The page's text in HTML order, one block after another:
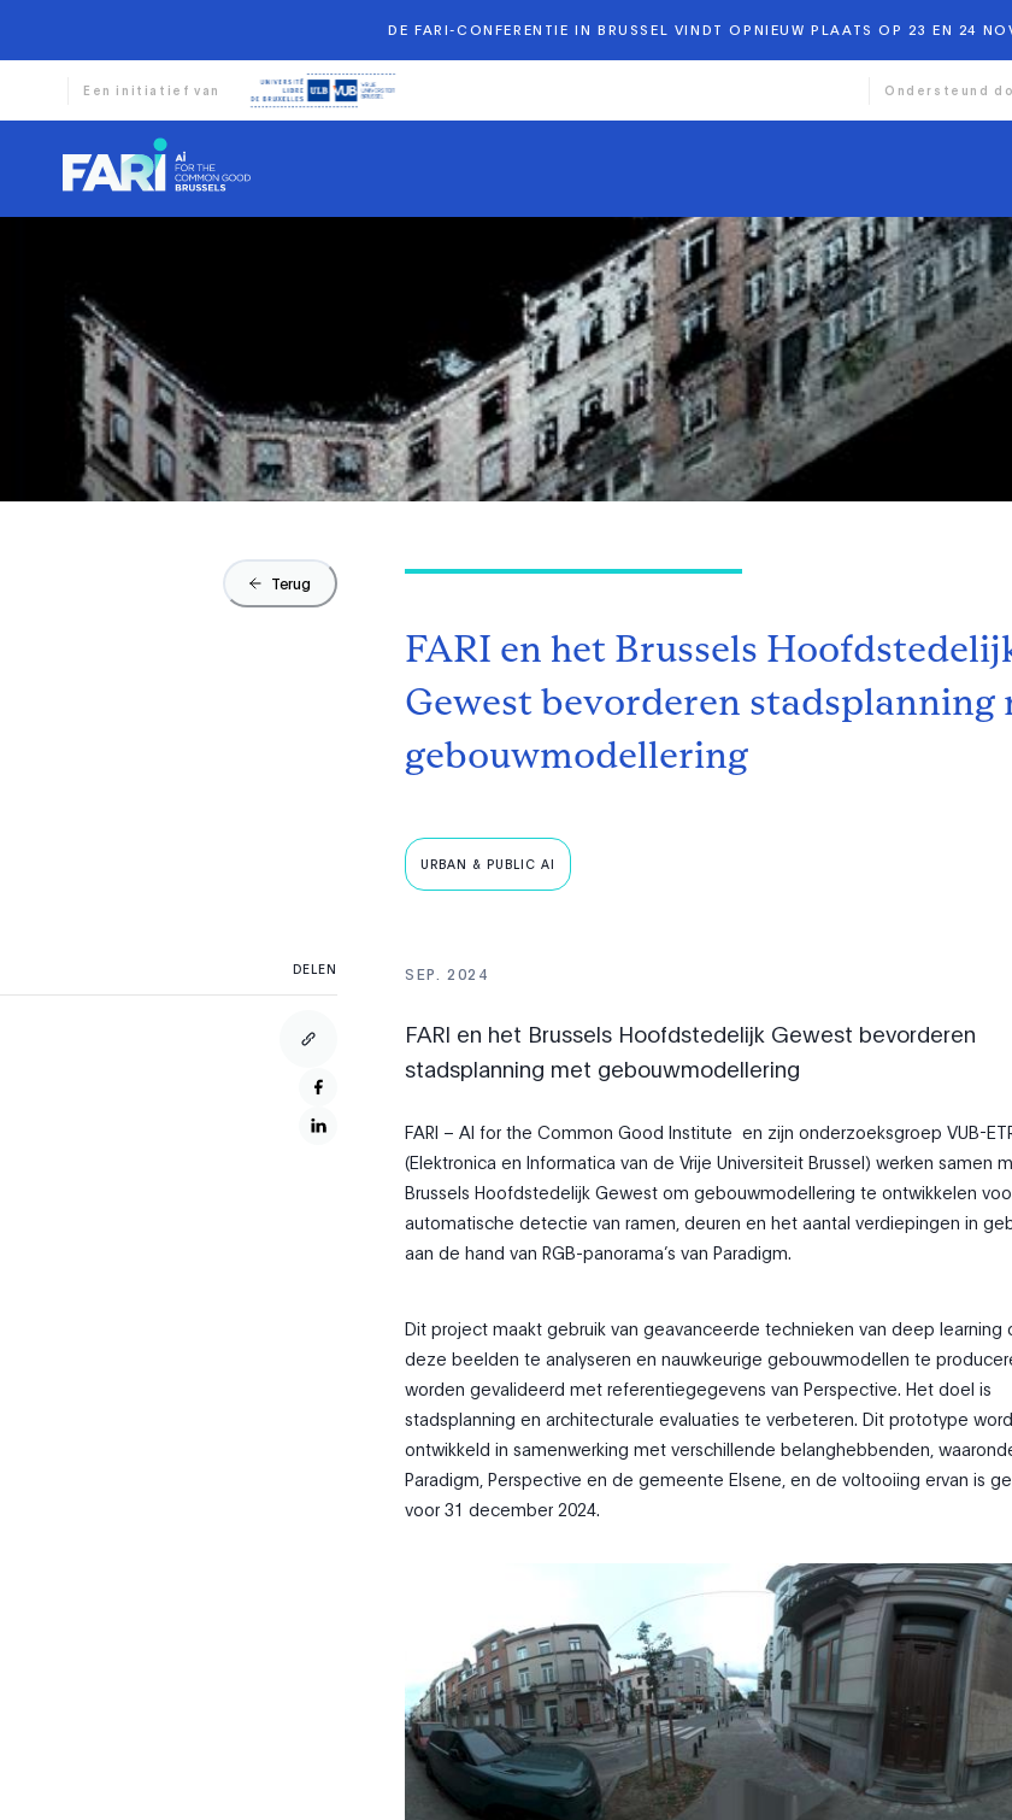
DE FARI-CONFERENTIE IN BRUSSEL VINDT OPNIEUW PLAATS OP 23 EN 24
Een initiatief van Ondersteund
Terug
FARI en het Brussels
Gewest bevorderen stadsplanning
gebouwmodellering
URBAN & PUBLIC AI
SEP. 2024
FARI en het Brussels Hoofdstedelijk Gewest bevorderen
stadsplanning met gebouwmodellering
FARI – AI for the Common Good Institute en zijn onderzoeksgroep VUB-
(Elektronica en Informatica van de Vrije Universiteit Brussel) werken samen
Brussels Hoofdstedelijk Gewest om gebouwmodellering te ontwikkelen
automatische detectie van ramen, deuren en het aantal verdiepingen in
aan de hand van RGB-panorama’s van Paradigm.
Dit project maakt gebruik van geavanceerde technieken van deep learning
deze beelden te analyseren en nauwkeurige gebouwmodellen te
worden gevalideerd met referentiegegevens van Perspective. Het doel is
stadsplanning en architecturale evaluaties te verbeteren. Dit prototype
ontwikkeld in samenwerking met verschillende belanghebbenden,
Paradigm, Perspective en de gemeente Elsene, en de voltooiing ervan is
voor 31 december 2024.
DELEN